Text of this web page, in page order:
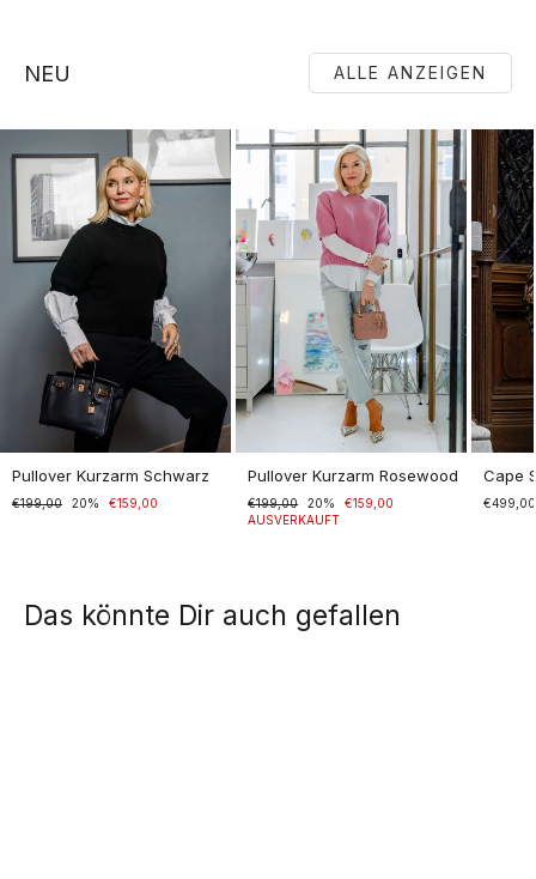
NEU ALLE ANZEIGEN
Pullover Kurzarm Schwarz
Normaler
€199,00
Sonderpreis20% €159,00
Pullover Kurzarm Rosewood
Normaler
Preis
€199,00
Sonderpreis20%
€159,00
AUSVERKAUFT
Cape
€499,00
Das könnte Dir auch gefallen